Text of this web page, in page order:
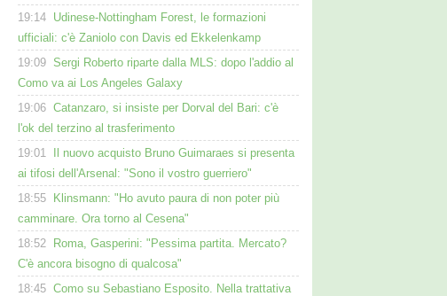
19:14 Udinese-Nottingham Forest, le formazioni
ufficiali: c'è Zaniolo con Davis ed Ekkelenkamp
19:09 Sergi Roberto riparte dalla MLS: dopo l'addio al
Como va ai Los Angeles Galaxy
19:06 Catanzaro, si insiste per Dorval del Bari: c'è
l'ok del terzino al trasferimento
19:01
Il nuovo acquisto Bruno Guimaraes si presenta
ai tifosi dell'Arsenal: "Sono il vostro guerriero"
18:55
Klinsmann: "Ho avuto paura di non poter più
camminare. Ora torno al Cesena"
18:52
Roma, Gasperini: "Pessima partita. Mercato?
C'è ancora bisogno di qualcosa"
18:45 Como su Sebastiano Esposito. Nella trattativa